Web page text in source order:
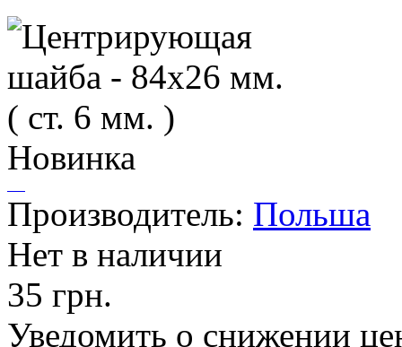
Новинка
Производитель: Польша
Нет в наличии
35 грн.
Уведомить о снижении